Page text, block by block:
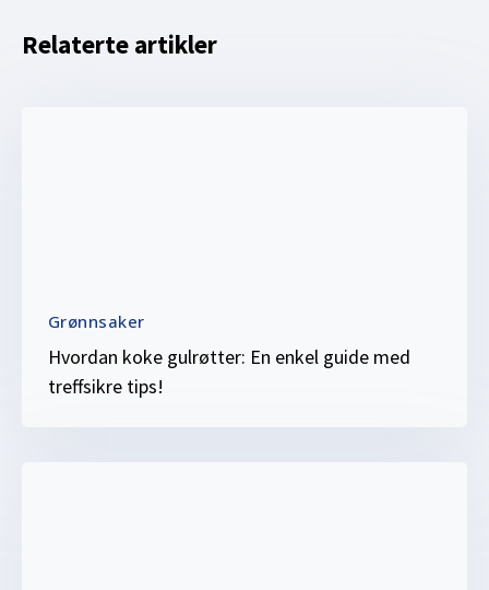
Relaterte artikler
Grønnsaker
Hvordan koke gulrøtter: En enkel guide med
treffsikre tips!